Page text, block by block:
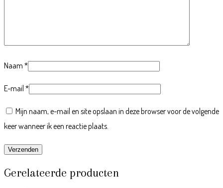
Naam *
E-mail *
Mijn naam, e-mail en site opslaan in deze browser voor de volgende
keer wanneer ik een reactie plaats.
Gerelateerde producten